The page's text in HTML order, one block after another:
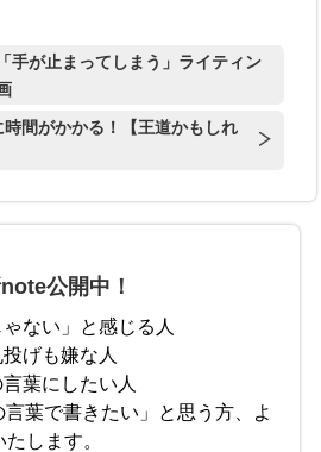
手が止まってしまう」ライティン
間がかかる！【王道かもしれ
公開中！
ない」と感じる人
げも嫌な人
葉にしたい人
葉で書きたい」と思う方、よ
します。